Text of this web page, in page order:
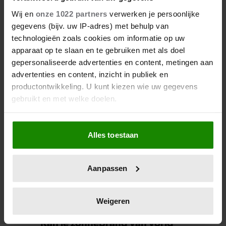
Wij en onze 1022 partners verwerken je persoonlijke
gegevens (bijv. uw IP-adres) met behulp van
technologieën zoals cookies om informatie op uw
apparaat op te slaan en te gebruiken met als doel
gepersonaliseerde advertenties en content, metingen aan
advertenties en content, inzicht in publiek en
productontwikkeling. U kunt kiezen wie uw gegevens
gebruikt en met welke doelen.
Als u het toestaat, willen we ook graag:
Informatie verzamelen over uw geografische
locatie, die tot een paar meter nauwkeurig kan zijn
scannen op specifieke eigenschappen (fingerprinting)
verwerkt en stel uw voorkeuren in het
intrekken in de Cookieverklaring.
Alles toestaan
Aanpassen
Weigeren
Is meloen gezond?
Kan je zonnebrand van vorig